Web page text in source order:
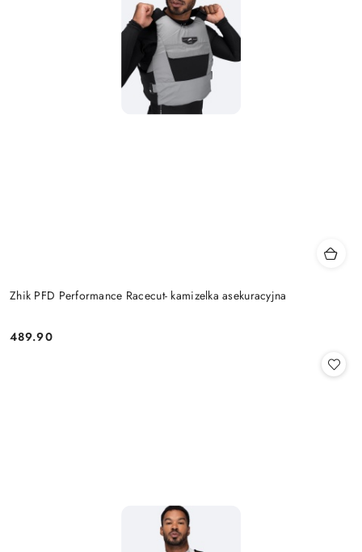
Zhik PFD Performance Racecut- kamizelka asekuracyjna
Cena:
489.90